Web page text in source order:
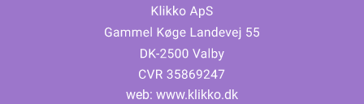
web: www.klikko.dk